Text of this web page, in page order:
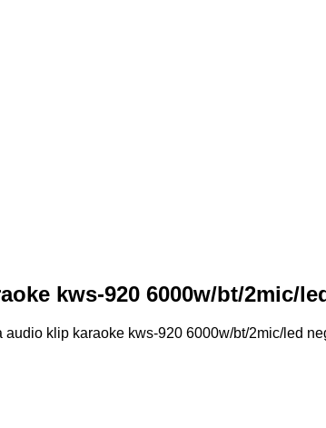
kws-920 6000w/bt/2mic/
audio klip karaoke kws-920 6000w/bt/2mic/led